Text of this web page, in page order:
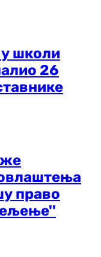
у школи
26
право